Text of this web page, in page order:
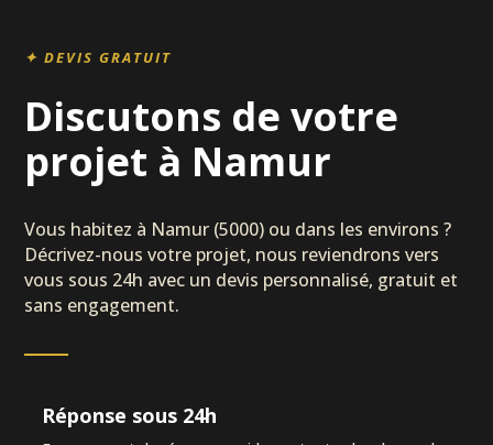
✦ DEVIS GRATUIT
Discutons de votre
projet à Namur
Vous habitez à Namur (5000) ou dans les environs ?
Décrivez-nous votre projet, nous reviendrons vers
vous sous 24h avec un devis personnalisé, gratuit et
sans engagement.
Réponse sous 24h